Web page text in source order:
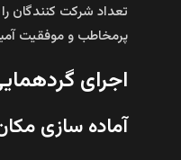
تعداد شرکت‌ کنندگان
پرمخاطب و موفقیت‌
اجرای
آماده‌ سازی